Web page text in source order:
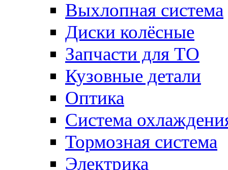
Выхлопная система
Диски колёсные
Запчасти для ТО
Кузовные детали
Оптика
Система
Тормозная система
Электрика